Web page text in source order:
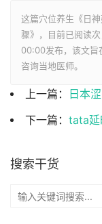
这篇穴位养生《日
骤》，目前已阅读
00:00发布，该文旨
咨询当地医师。
上一篇：
日本
下一篇： tata延
搜索干货